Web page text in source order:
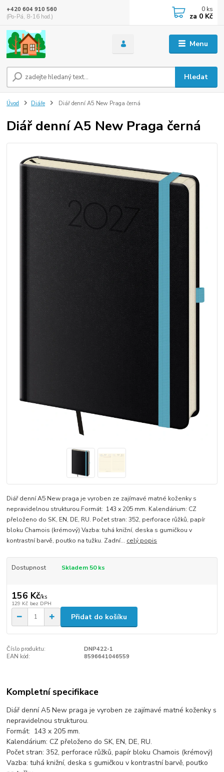
Menu
Hledat
+420 604 910 560
(Po-Pá, 8-16 hod.)
0 ks
za 0 Kč
Úvod Diáře Diář denní A5 New Praga černá
Diář denní A5 New Praga černá
Diář denní A5 New praga je vyroben ze zajímavé matné koženky s
nepravidelnou strukturou.Formát: 143 x 205 mm. Kalendárium: CZ
přeloženo do SK, EN, DE, RU. Počet stran: 352, perforace růžků, papír
bloku Chamois (krémový) Vazba: tuhá knižní, deska s gumičkou v
kontrastní barvě, poutko na tužku. Zadní... celý popis
Dostupnost Skladem 50 ks
156 Kč/ks
129 Kč bez DPH
Přidat do košíku
Číslo produktu:
DNP422-1
EAN kód:
8596641046559
Kompletní specifikace
Diář denní A5 New praga je vyroben ze zajímavé matné koženky s
nepravidelnou strukturou.
Formát: 143 x 205 mm.
Kalendárium: CZ přeloženo do SK, EN, DE, RU.
Počet stran: 352, perforace růžků, papír bloku Chamois (krémový)
Vazba: tuhá knižní, deska s gumičkou v kontrastní barvě, poutko